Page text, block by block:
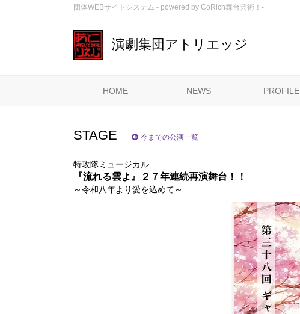
団体WEBサイトシステム - powered by CoRich舞台芸術！-
演劇集団アトリエッジ
HOME NEWS PROFILE
STAGE 今までの公演一覧
特攻隊ミュージカル
『流れる雲よ』２７年連続再演舞台！！
～令和八年より愛を込めて～